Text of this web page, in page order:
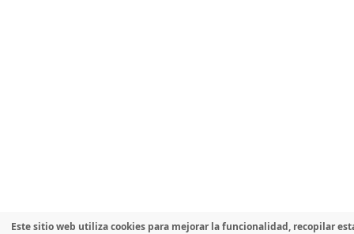
Este sitio web utiliza cookies para mejorar la funcionalidad, recopilar